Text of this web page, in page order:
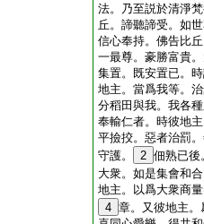
法。乃至説於清淨
丘。諦聽諦受。如
信心奉持。佛告比
一最尊。豪勝富貴
集置。既安置已。
地主。當爲我等。
分稻田與我。我各
奉輸仁者。時彼地
平撿挍。惡者治罰
守護。
2 佃熟已後
大衆。如是集會和
地主。以爲大衆商
4 章。又彼地主